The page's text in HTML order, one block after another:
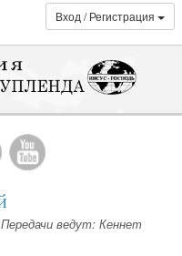
Вход / Регистрация
Передачи ведут: Кеннет